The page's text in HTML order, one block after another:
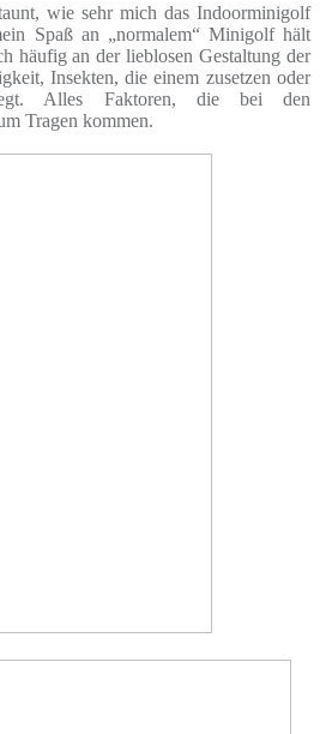
wie sehr mich das Indoorminigolf
Spaß an „normalem“ Minigolf hält
häufig an der lieblosen Gestaltung der
Insekten, die einem zusetzen oder
Alles Faktoren, die bei den
Tragen kommen.